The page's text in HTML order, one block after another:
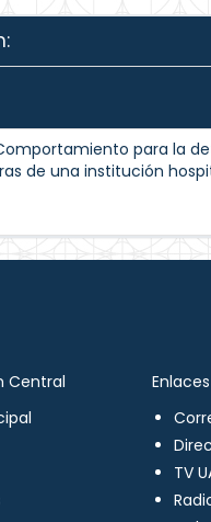
para la
de una institución
Central
Enlaces
TV